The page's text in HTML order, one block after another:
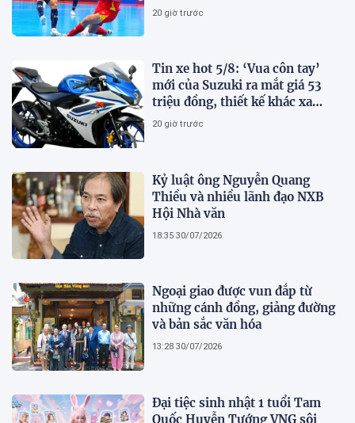
20 giờ trước
Tin xe hot 5/8: ‘Vua côn tay’
mới của Suzuki ra mắt giá 53
triệu đồng, thiết kế khác xa
Honda Winner R và Yamaha
20 giờ trước
Kỷ luật ông Nguyễn Quang
Thiều và nhiều lãnh đạo NXB
Hội Nhà văn
18:35 30/07/2026
Ngoại giao được vun đắp từ
những cánh đồng, giảng đường
và bản sắc văn hóa
13:28 30/07/2026
Đại tiệc sinh nhật 1 tuổi Tam
Quốc Huyễn Tướng VNG sôi